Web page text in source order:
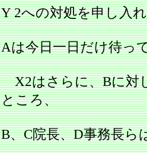
Y 2への対処を申し入
Aは今日一日だけ待っ
X2はさらに、Bに対
ところ、
B、C院長、D事務長ら